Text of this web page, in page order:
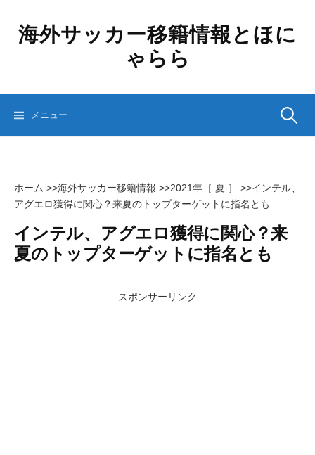
ッ
海外サッカー移籍情報とほに
ゃらら
メニュー 検
ホーム >>海外サッカー移籍情報 >>2021年［ 夏 ］ >>インテル、
アグエロ獲得に関心？来夏のトップターゲットに指名とも
インテル、アグエロ獲得に関心？来
夏のトップターゲットに指名とも
スポンサーリンク